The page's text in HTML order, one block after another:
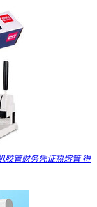
胶管财务凭证热熔管 得